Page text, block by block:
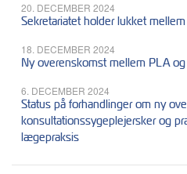
20. DECEMBER 2024
Sekretariatet holder lukket
18. DECEMBER 2024
Ny overenskomst mellem PLA
6. DECEMBER 2024
Status på forhandlinger om ny
konsultationssygeplejersker og
lægepraksis